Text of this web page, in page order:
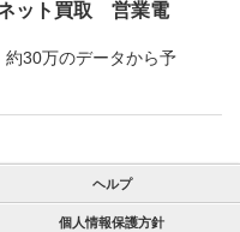
ット買取 営業電
約30万のデータから予
ヘルプ
個人情報保護方針